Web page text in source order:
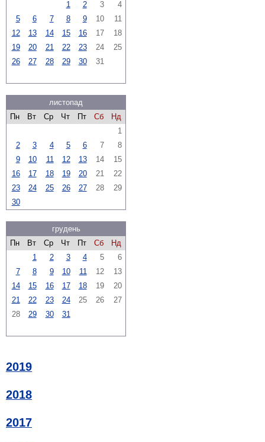
1 2 3
4
5
6 7 8 9 10
11
12
13 14 15 16 17
18
19
20 21 22 23 24
25
26
27 28 29 30 31
листопад
Пн
Вт Ср Чт Пт Сб
Нд
1
2
3 4 5 6 7
8
9
10 11 12 13 14
15
16
17 18 19 20 21
22
23
24 25 26 27 28
29
30
грудень
Пн
Вт Ср Чт Пт Сб
Нд
1
2 3 4 5
6
7
8 9 10 11 12
13
14
15 16 17 18 19
20
21
22 23 24 25 26
27
28
29 30 31
2019
2018
2017